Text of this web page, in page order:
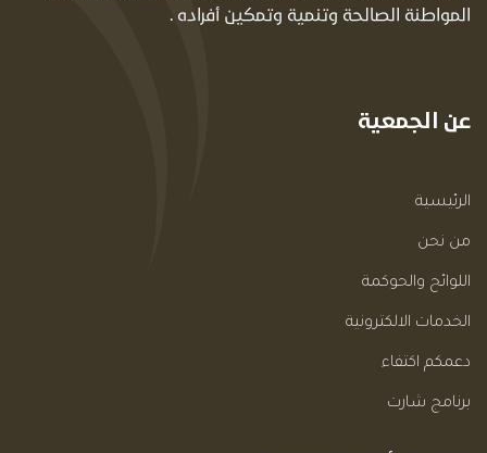
المواطنة الصالحة وتنمية وتمكين أفراده .
عن الجمعية
الرئيسية
من نحن
اللوائح والحوكمة
الخدمات الالكترونية
دعمكم اكتفاء
برنامج شارت